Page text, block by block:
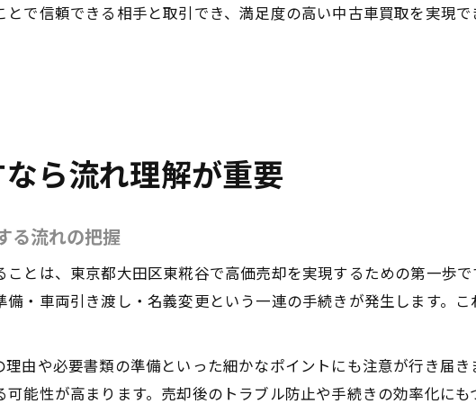
で信頼できる相手と取引でき、満足度の高い中古車買取を実現
ら流れ理解が重要
る流れの把握
とは、東京都大田区東糀谷で高価売却を実現するための第一歩
・車両引き渡し・名義変更という一連の手続きが発生します。
由や必要書類の準備といった細かなポイントにも注意が行き届
能性が高まります。売却後のトラブル防止や手続きの効率化にも